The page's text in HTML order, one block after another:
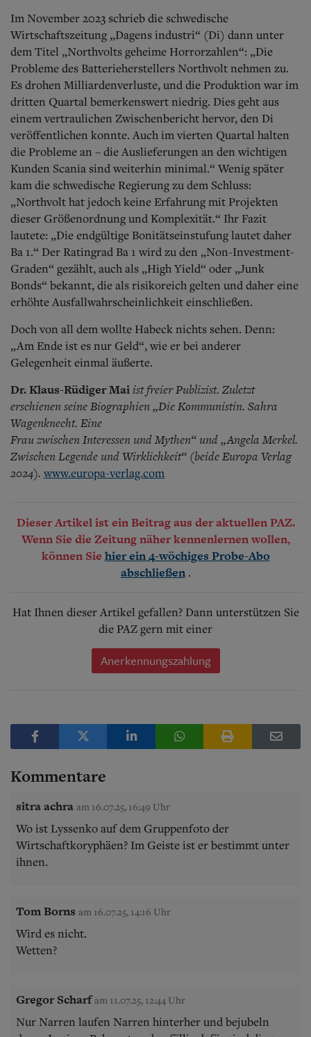
Im November 2023 schrieb die schwedische
Wirtschaftszeitung „Dagens industri“ (Di) dann unter
dem Titel „Northvolts geheime Horrorzahlen“: „Die
Probleme des Batterieherstellers Northvolt nehmen zu.
Es drohen Milliardenverluste, und die Produktion war im
dritten Quartal bemerkenswert niedrig. Dies geht aus
einem vertraulichen Zwischenbericht hervor, den Di
veröffentlichen konnte. Auch im vierten Quartal halten
die Probleme an – die Auslieferungen an den wichtigen
Kunden Scania sind weiterhin minimal.“ Wenig später
kam die schwedische Regierung zu dem Schluss:
„Northvolt hat jedoch keine Erfahrung mit Projekten
dieser Größenordnung und Komplexität.“ Ihr Fazit
lautete: „Die endgültige Bonitätseinstufung lautet daher
Ba 1.“ Der Ratingrad Ba 1 wird zu den „Non-Investment-
Graden“ gezählt, auch als „High Yield“ oder „Junk
Bonds“ bekannt, die als risikoreich gelten und daher eine
erhöhte Ausfallwahrscheinlichkeit einschließen.
Doch von all dem wollte Habeck nichts sehen. Denn:
„Am Ende ist es nur Geld“, wie er bei anderer
Gelegenheit einmal äußerte.
Dr. Klaus-Rüdiger Maiist freier Publizist. Zuletzt
erschienen seine Biographien „Die Kommunistin. Sahra
Wagenknecht. Eine
Frau zwischen Interessen und Mythen“ und „Angela Merkel.
Zwischen Legende und Wirklichkeit“ (beide Europa Verlag
2024). www.europa-verlag.com
Dieser Artikel ist ein Beitrag aus der aktuellen PAZ.
Wenn Sie die Zeitung näher kennenlernen wollen,
können Sie hier ein 4-wöchiges Probe-Abo
abschließen .
Hat Ihnen dieser Artikel gefallen? Dann unterstützen Sie
die PAZ gern mit einer
Anerkennungszahlung
Kommentare
sitra achra am 16.07.25, 16:49 Uhr
Wo ist Lyssenko auf dem Gruppenfoto der
Wirtschaftkoryphäen? Im Geiste ist er bestimmt unter
ihnen.
Tom Borns am 16.07.25, 14:16 Uhr
Wird es nicht.
Wetten?
Gregor Scharf am 11.07.25, 12:44 Uhr
Nur Narren laufen Narren hinterher und bejubeln